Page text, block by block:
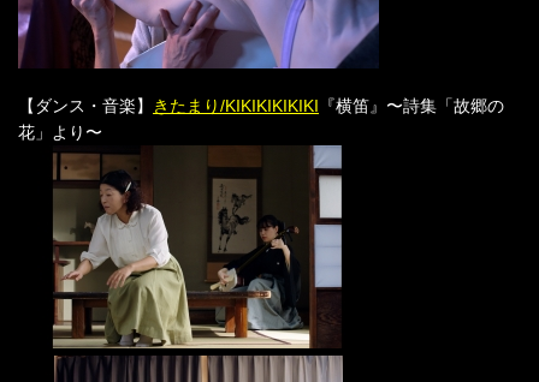
【ダンス・音楽】 きたまり/KIKIKIKIKIKI 『横笛』〜詩集「故郷の
花」より〜